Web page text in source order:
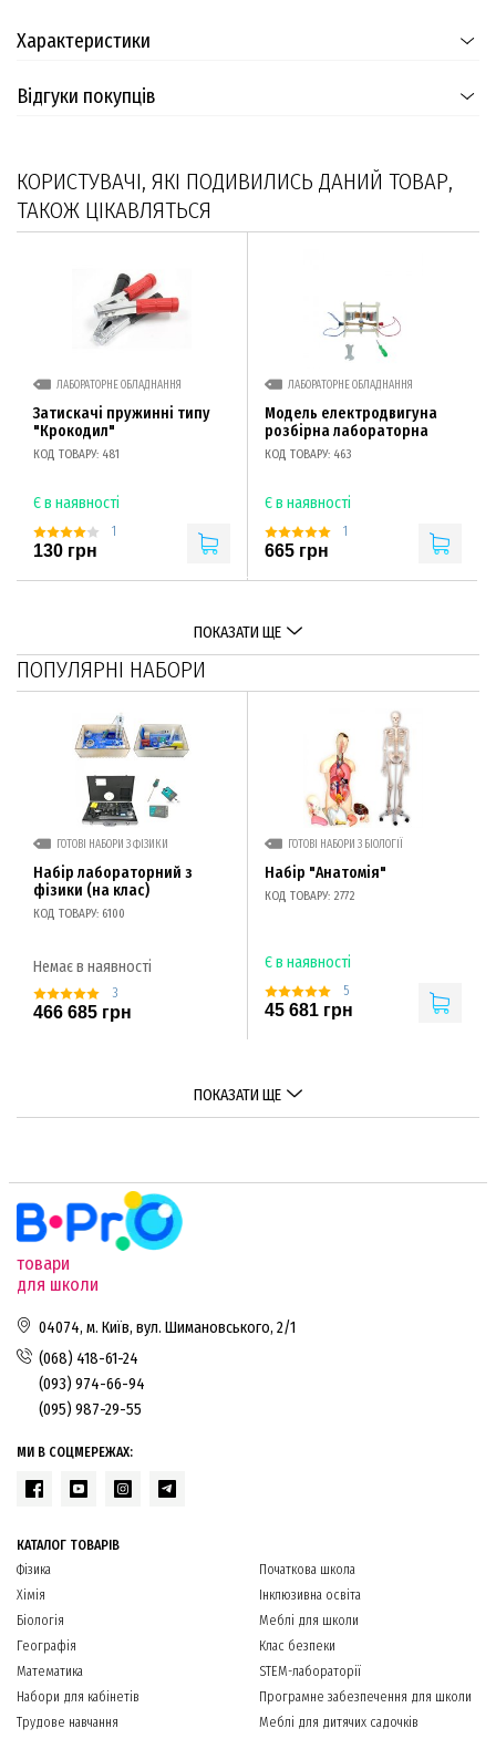
Характеристики
Відгуки покупців
КОРИСТУВАЧІ, ЯКІ ПОДИВИЛИСЬ ДАНИЙ ТОВАР,
ТАКОЖ ЦІКАВЛЯТЬСЯ
ЛАБОРАТОРНЕ ОБЛАДНАННЯ
Затискачі пружинні типу
"Крокодил"
КОД ТОВАРУ: 481
Є в наявності
1
130 грн
ЛАБОРАТОРНЕ ОБЛАДНАННЯ
Модель електродвигуна
розбірна лабораторна
КОД ТОВАРУ: 463
Є в наявності
1
665 грн
ПОКАЗАТИ ЩЕ
ПОПУЛЯРНІ НАБОРИ
ГОТОВІ НАБОРИ З ФІЗИКИ
Набір лабораторний з
фізики (на клас)
КОД ТОВАРУ: 6100
Немає в наявності
3
466 685 грн
ГОТОВІ НАБОРИ З БІОЛОГІЇ
Набір "Анатомія"
КОД ТОВАРУ: 2772
Є в наявності
5
45 681 грн
ПОКАЗАТИ ЩЕ
товари
для школи
04074, м. Київ, вул. Шимановського, 2/1
(068) 418-61-24
(093) 974-66-94
(095) 987-29-55
МИ В СОЦМЕРЕЖАХ:
КАТАЛОГ ТОВАРІВ
Фізика
Хімія
Біологія
Географія
Математика
Набори для кабінетів
Трудове навчання
Початкова школа
Інклюзивна освіта
Меблі для школи
Клас безпеки
STEM-лабораторії
Програмне забезпечення для школи
Меблі для дитячих садочків